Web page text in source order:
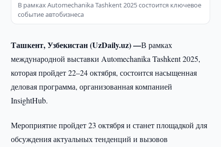
В рамках Automechanika Tashkent 2025 состоится ключевое
событие автобизнеса
Ташкент, Узбекистан (UzDaily.uz) —В рамках
международной выставки Automechanika Tashkent 2025,
которая пройдет 22–24 октября, состоится насыщенная
деловая программа, организованная компанией
InsightHub.
Мероприятие пройдет 23 октября и станет площадкой для
обсуждения актуальных тенденций и вызовов